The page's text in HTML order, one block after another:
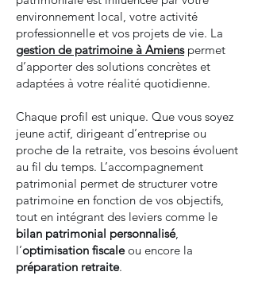
environnement local, votre activité
professionnelle et vos projets de vie. La
gestion de patrimoine à Amienspermet
d’apporter des solutions concrètes et
adaptées à votre réalité quotidienne.
Chaque profil est unique. Que vous soyez
jeune actif, dirigeant d’entreprise ou
proche de la retraite, vos besoins évoluent
au fil du temps. L’accompagnement
patrimonial permet de structurer votre
patrimoine en fonction de vos objectifs,
tout en intégrant des leviers comme le
bilan patrimonial personnalisé,
l’optimisation fiscaleou encore la
préparation retraite.